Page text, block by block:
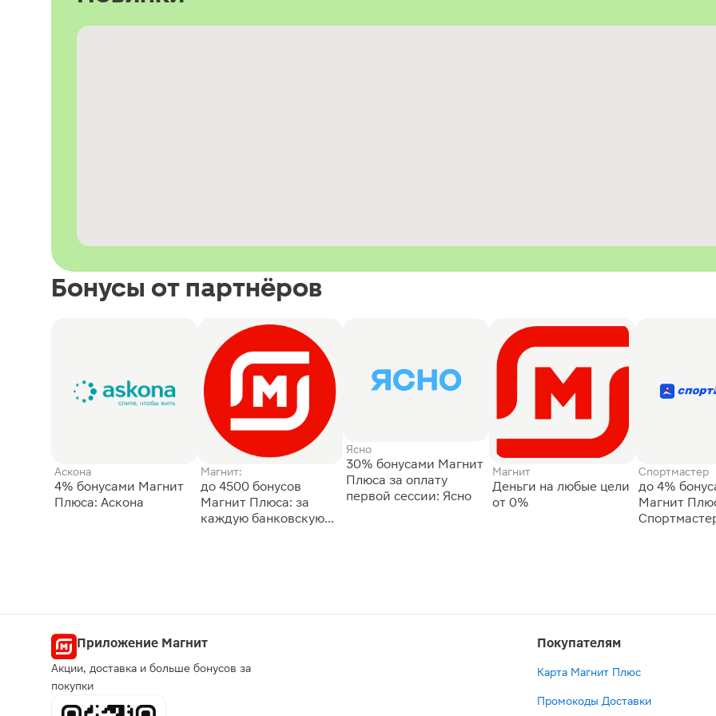
Бонусы от партнёров
Аскона
4% бонусами Магнит
Плюса: Аскона
Магнит:
до 4500 бонусов
Магнит Плюса: за
каждую банковскую
Ясно
30% бонусами Магнит
Плюса за оплату
первой сессии: Ясно
Магнит
Деньги на любые цели
от 0%
Спортмастер
до 4%
Магнит
Приложение Магнит
Акции, доставка и больше бонусов за
покупки
Покупателям
Карта Магнит Плюс
Промокоды Доставки